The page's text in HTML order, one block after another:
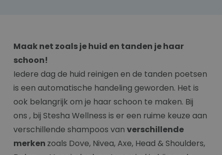
Maak net zoals je huid en tanden je haar
schoon!
Iedere dag de huid reinigen en de tanden poetsen
is een automatische handeling geworden. Het is
ook belangrijk om je haar schoon te maken. Bij
ons , bij Stesha Wellness is er een ruime keuze aan
verschillende shampoos van verschillende
merken zoals Dove, Nivea, Axe, Head & Shoulders,